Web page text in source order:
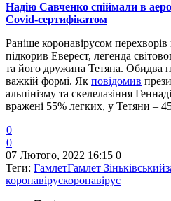
Надію Савченко спіймали в
Covid-сертифікатом
Раніше коронавірусом
підкорив Еверест, легенда
та його дружина Тетяна. Обидва
важкій формі. Як повідомив
альпінізму та скелелазіння
вражені 55% легких, у Тетяни –
0
0
07 Лютого, 2022 16:15 0
Теги: ГамлетГамлет Зіньківський
коронавірускоронавірус